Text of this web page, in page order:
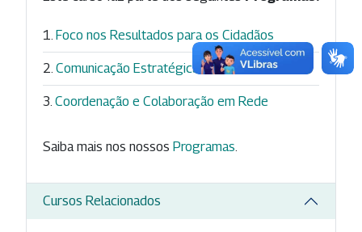
Foco nos Resultados para os Cidadãos
Comunicação Estratégica
Coordenação e Colaboração em Rede
Saiba mais nos nossos Programas
Cursos Relacionados